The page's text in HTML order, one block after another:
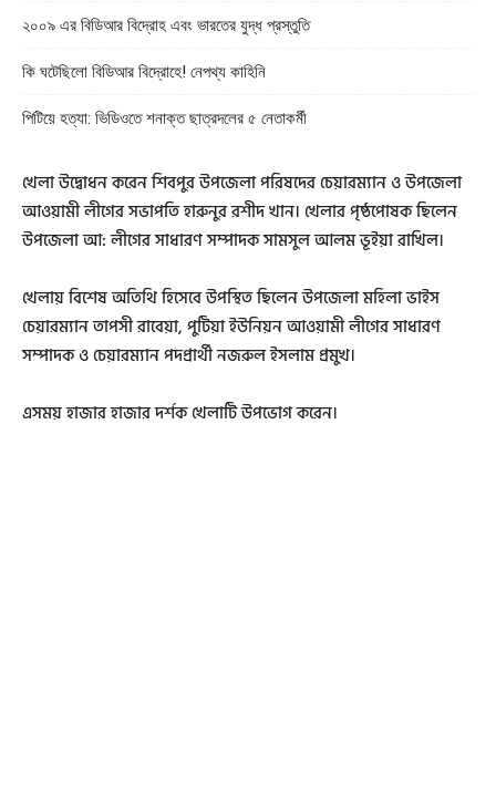
২০০৯ এর বিডিআর বিদ্রোহ এবং ভারতের যুদ্ধ প্রস্তুতি
কি ঘটেছিলো বিডিআর বিদ্রোহে! নেপথ্য কাহিনি
পিটিয়ে হত্যা: ভিডিওতে শনাক্ত ছাত্রদলের ৫ নেতাকর্মী
খেলা উদ্বোধন করেন শিবপুর উপজেলা পরিষদের চেয়ারম্যান ও উপজেলা
আওয়ামী লীগের সভাপতি হারুনুর রশীদ খান। খেলার পৃষ্ঠপোষক ছিলেন
উপজেলা আ: লীগের সাধারণ সম্পাদক সামসুল আলম ভূইয়া রাখিল।
খেলায় বিশেষ অতিথি হিসেবে উপস্থিত ছিলেন উপজেলা মহিলা ভাইস
চেয়ারম্যান তাপসী রাবেয়া, পুটিয়া ইউনিয়ন আওয়ামী লীগের সাধারণ
সম্পাদক ও চেয়ারম্যান পদপ্রার্থী নজরুল ইসলাম প্রমুখ।
এসময় হাজার হাজার দর্শক খেলাটি উপভোগ করেন।